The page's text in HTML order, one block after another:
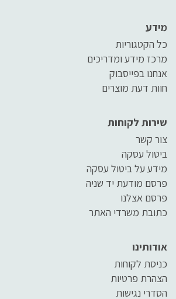
מידע
כל הקטגוריות
מרכז מידע ומדריכים
אנחנו בפייסבוק
חוות דעת מוצרים
שירות לקוחות
צור קשר
ביטול עסקה
מידע על ביטול עסקה
פרסם מודעת יד שניה
פרסם אצלנו
כתובת משרדי האתר
אודותינו
כניסת לקוחות
הצהרת פרטיות
הסדרי נגישות